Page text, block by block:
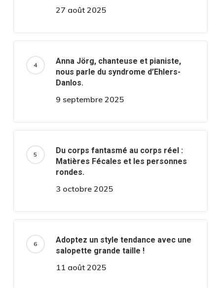
27 août 2025
Anna Jörg, chanteuse et pianiste,
nous parle du syndrome d’Ehlers-
Danlos.
9 septembre 2025
Du corps fantasmé au corps réel :
Matières Fécales et les personnes
rondes.
3 octobre 2025
Adoptez un style tendance avec une
salopette grande taille !
11 août 2025